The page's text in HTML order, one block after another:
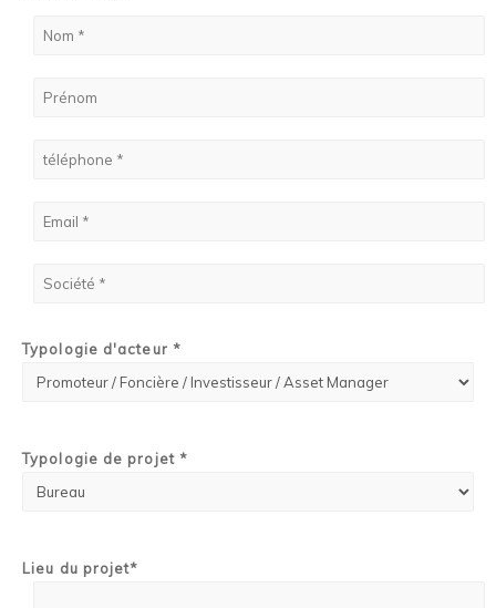
Typologie d'acteur *
Typologie de projet *
Lieu du projet*